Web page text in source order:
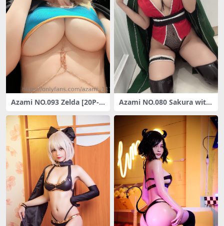
Azami NO.093 Zelda [20P-4
Azami NO.080 Sakura with